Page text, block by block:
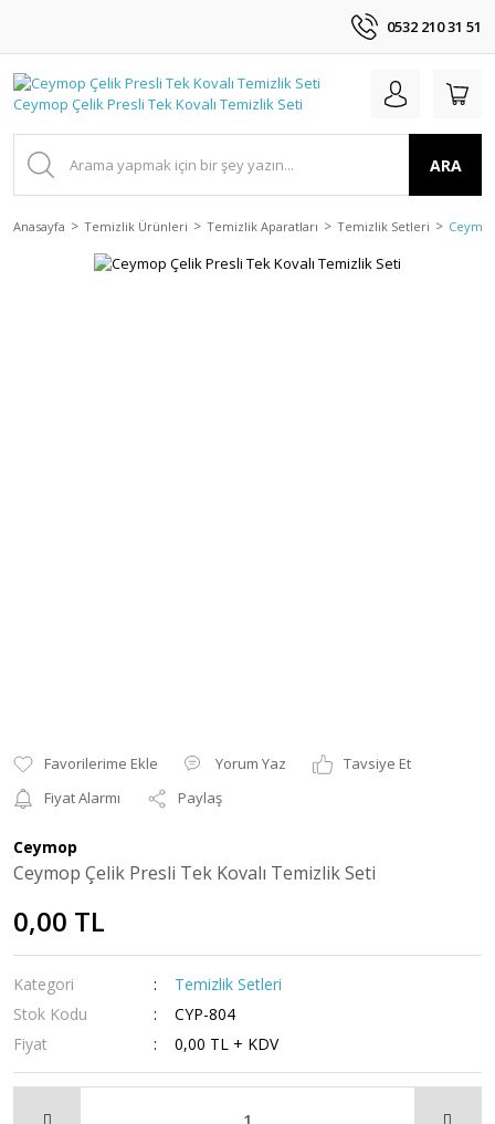
0532 210 31 51
ARA
Anasayfa Temizlik Ürünleri Temizlik Aparatları Temizlik Setleri
Yorum Yaz
Tavsiye Et
Fiyat Alarmı
Paylaş
Ceymop
Ceymop Çelik Presli Tek Kovalı Temizlik Seti
0,00 TL
Kategori
Temizlik Setleri
Stok Kodu
CYP-804
Fiyat
0,00 TL + KDV